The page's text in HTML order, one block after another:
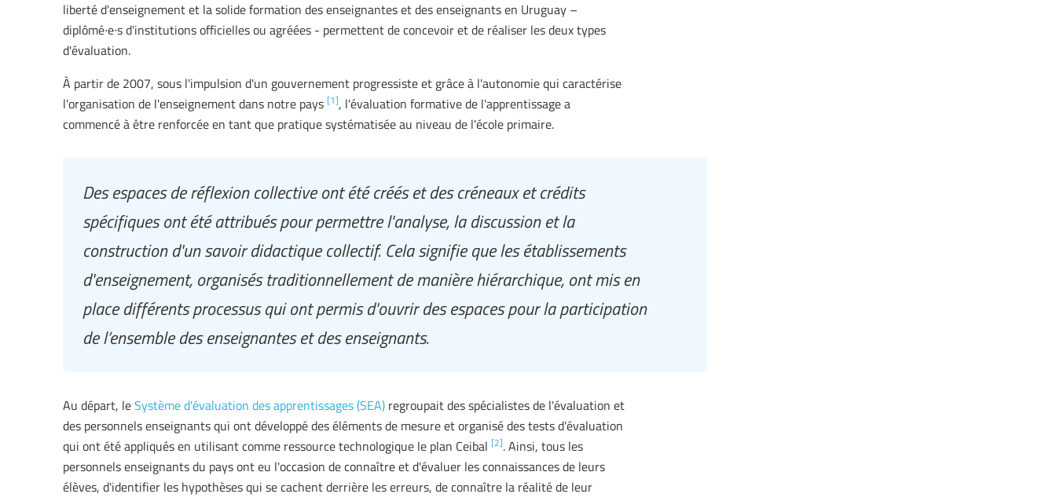
liberté d'enseignement et la solide formation des enseignantes et des enseignants en Uruguay –
diplômé∙e∙s d'institutions officielles ou agréées - permettent de concevoir et de réaliser les deux types
d'évaluation.
À partir de 2007, sous l'impulsion d'un gouvernement progressiste et grâce à l'autonomie qui caractérise
l'organisation de l'enseignement dans notre pays [1], l'évaluation formative de l'apprentissage a
commencé à être renforcée en tant que pratique systématisée au niveau de l'école primaire.
Des espaces de réflexion collective ont été créés et des créneaux et crédits
spécifiques ont été attribués pour permettre l'analyse, la discussion et la
construction d'un savoir didactique collectif. Cela signifie que les établissements
d'enseignement, organisés traditionnellement de manière hiérarchique, ont mis en
place différents processus qui ont permis d'ouvrir des espaces pour la participation
de l’ensemble des enseignantes et des enseignants.
Au départ, leSystème d'évaluation des apprentissages (SEA) regroupait des spécialistes de l'évaluation et
des personnels enseignants qui ont développé des éléments de mesure et organisé des tests d'évaluation
qui ont été appliqués en utilisant comme ressource technologique le plan Ceibal [2]. Ainsi, tous les
personnels enseignants du pays ont eu l'occasion de connaître et d'évaluer les connaissances de leurs
élèves, d'identifier les hypothèses qui se cachent derrière les erreurs, de connaître la réalité de leur